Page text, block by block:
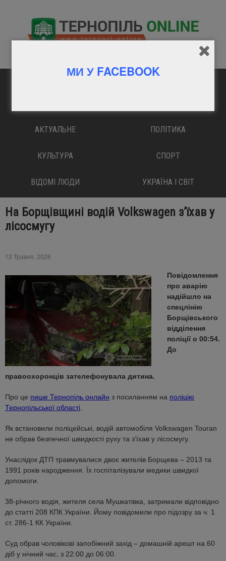
АКТУАЛЬНЕ ПОЛІТИКА
КУЛЬТУРА СПОРТ
ВІДОМІ ЛЮДИ УКРАЇНА І СВІТ
На Борщівщині водій Volkswagen з’їхав у
лісосмугу
12 Травня, 2026
Повідомлення
про аварію
надійшло на
спецлінію
Борщівського
відділення
поліції о 00:54.
До
правоохоронців зателефонувала дитина.
Про це пише Тернопіль онлайн з посиланням на поліцію
Тернопільської області
Як встановили поліцейські, водій автомобіля Volkswagen Touran
не обрав безпечної швидкості руху та з’їхав у лісосмугу.
Унаслідок ДТП травмувалися двоє жителів Борщева – 2013 та
1991 років народження. Їх госпіталізували медики швидкої
допомоги.
38-річного водія, жителя села Мушкатівка, затримали відповідно
до статті 208 КПК України. Йому повідомили про підозру за ч. 1
ст. 286-1 КК України.
Суд обрав чоловікові запобіжний захід – домашній арешт на 60
діб у нічний час, з 22:00 до 06:00.
МИ У FACEBOOK